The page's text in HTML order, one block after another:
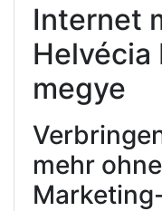
Internet
Helvécia
megye
mehr